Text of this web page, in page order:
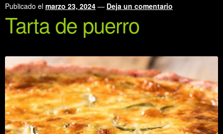
Notas
Publicado el marzo 23, 2024 — Deja un comentario
Tarta de puerro